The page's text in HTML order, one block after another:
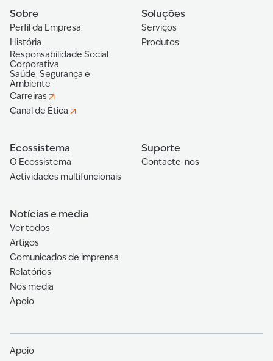
Sobre
Perfil da Empresa
História
Responsabilidade Social
Corporativa
Saúde, Segurança e
Ambiente
Carreiras
Canal de Ética
Soluções
Serviços
Produtos
Ecossistema
O Ecossistema
Actividades multifuncionais
Suporte
Contacte-nos
Notícias e media
Ver todos
Artigos
Comunicados de imprensa
Relatórios
Nos media
Apoio
Apoio